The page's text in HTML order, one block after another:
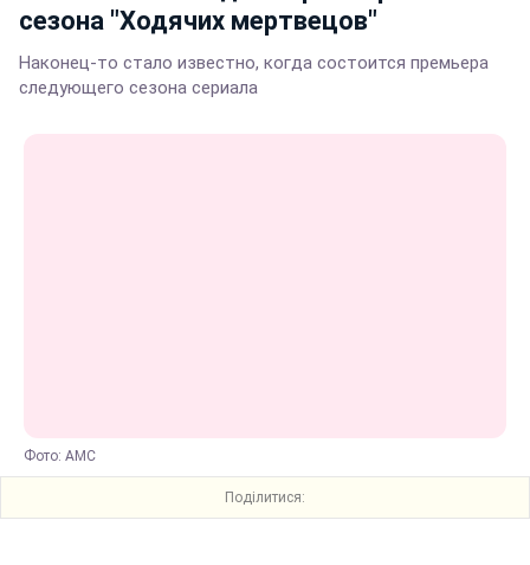
сезона "Ходячих мертвецов"
Наконец-то стало известно, когда состоится премьера
следующего сезона сериала
Фото: AMC
Поділитися: